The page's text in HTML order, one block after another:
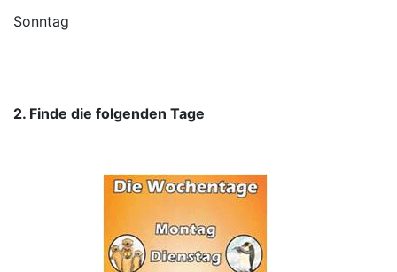
Sonntag
2. Finde die folgenden Tage